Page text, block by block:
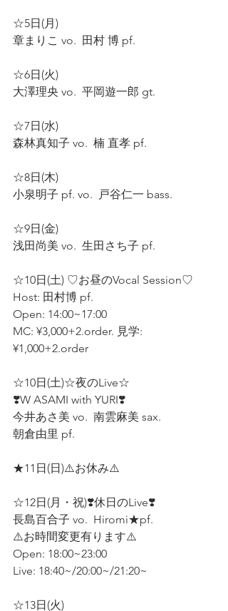
☆5日(月)
章まりこ vo.  田村 博 pf.
☆6日(火)
大澤理央 vo.  平岡遊一郎 gt.
☆7日(水)
森林真知子 vo.  楠 直孝 pf.
☆8日(木)
小泉明子 pf. vo.  戸谷仁一 bass.
☆9日(金)
浅田尚美 vo.  生田さち子 pf.
☆10日(土) ♡お昼のVocal Session♡
Host: 田村博 pf.
Open: 14:00~17:00
MC: ¥3,000+2.order. 見学:
¥1,000+2.order
☆10日(土)☆夜のLive☆
❣️W ASAMI with YURI❣️
今井あさ美 vo.  南雲麻美 sax.
朝倉由里 pf.
★11日(日)⚠️お休み⚠️
☆12日(月・祝)❣️休日のLive❣️
長島百合子 vo.  Hiromi★pf.
⚠️お時間変更有ります⚠️
Open: 18:00~23:00
Live: 18:40~/20:00~/21:20~
☆13日(火)